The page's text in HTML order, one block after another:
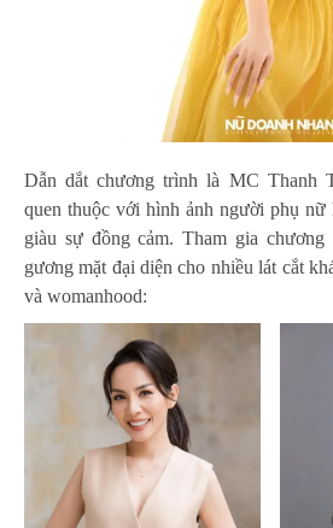
Dẫn dắt chương trình là MC Thanh
quen thuộc với hình ảnh người phụ nữ
giàu sự đồng cảm. Tham gia
gương mặt đại diện cho nhiều lát cắt
và womanhood: